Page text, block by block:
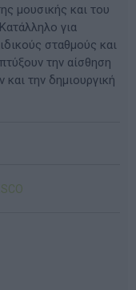
μουσικής και του
για
σταθμούς και
την αίσθηση
την δημιουργική